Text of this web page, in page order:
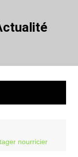
nourricier